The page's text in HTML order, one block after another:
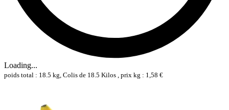
Loading...
poids total : 18.5 kg, Colis de 18.5 Kilos , prix kg : 1,58 €